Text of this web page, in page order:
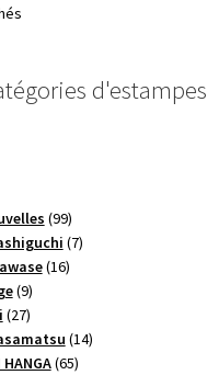
Trié
récent
au
9999
produits
77
1616
99
produits
2727
produits1414
6565